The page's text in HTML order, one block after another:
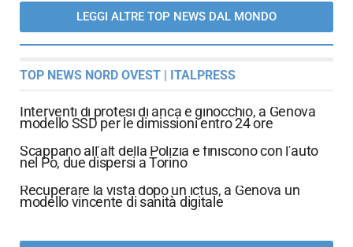
LEGGI ALTRE TOP NEWS DAL MONDO
TOP NEWS NORD OVEST | ITALPRESS
Interventi di protesi di anca e ginocchio, a Genova
modello SSD per le dimissioni entro 24 ore
Scappano all’alt della Polizia e finiscono con l’auto
nel Po, due dispersi a Torino
Recuperare la vista dopo un ictus, a Genova un
modello vincente di sanità digitale